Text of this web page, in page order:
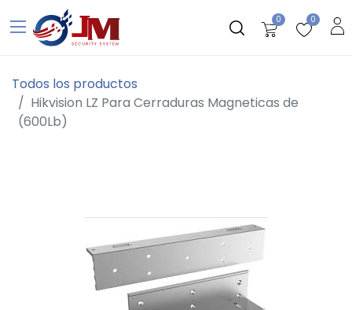
0 0
Todos los productos
Hikvision LZ Para Cerraduras Magneticas de
(600Lb)